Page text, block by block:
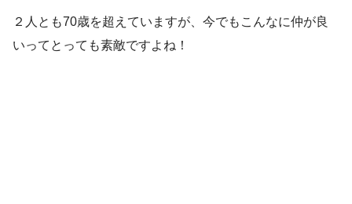
２人とも70歳を超えていますが、今でもこんなに仲が良
いってとっても素敵ですよね！